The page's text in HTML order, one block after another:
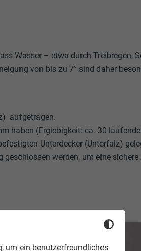
um ein benutzerfreundliches
Wasser – etwa durch Treibregen,
von bis zu 7° sind daher
aufgetragen.
haben (Ergiebigkeit: ca. 30
Unterdecker (Unterfalz)
werden, um eine